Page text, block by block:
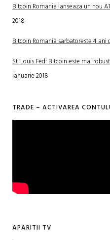
Bitcoin Romania lanseaza un nou
2018
Bitcoin Romania sarbatoreste 4 ani
St. Louis Fed: Bitcoin este mai
ianuarie 2018
TRADE – ACTIVAREA
APARITII TV